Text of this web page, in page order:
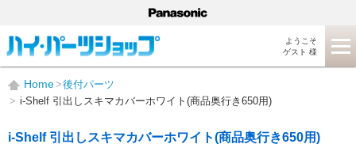
ようこそ
ゲスト 様
Home
後付パーツ
i-Shelf 引出しスキマカバーホワイト(商品奥行き650用)
i-Shelf 引出しスキマカバーホワイト(商品奥行き650用)